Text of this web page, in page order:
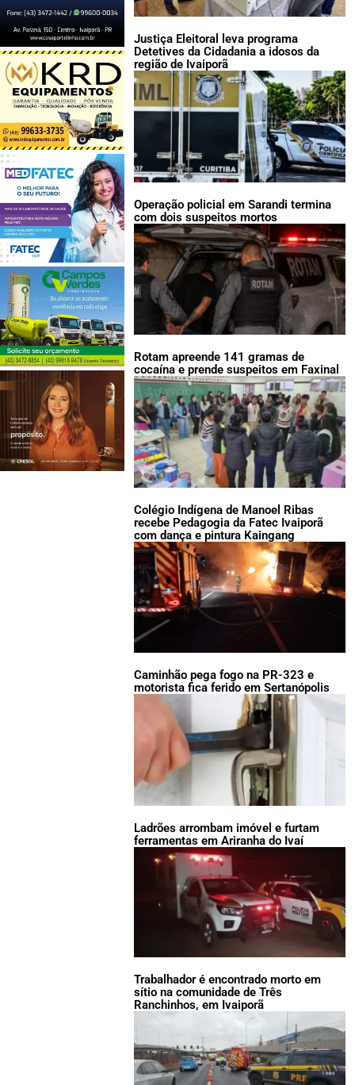
Justiça Eleitoral leva programa
Detetives da Cidadania a idosos da
região de Ivaiporã
Operação policial em Sarandi termina
com dois suspeitos mortos
Rotam apreende 141 gramas de
cocaína e prende suspeitos em Faxinal
Colégio Indígena de Manoel Ribas
recebe Pedagogia da Fatec Ivaiporã
com dança e pintura Kaingang
Caminhão pega fogo na PR-323 e
motorista fica ferido em Sertanópolis
Ladrões arrombam imóvel e furtam
ferramentas em Ariranha do Ivaí
Trabalhador é encontrado morto em
sítio na comunidade de Três
Ranchinhos, em Ivaiporã